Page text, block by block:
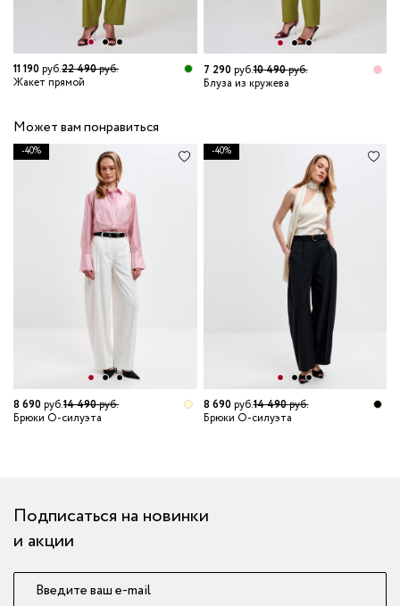
11 190руб.22 490руб.
Жакет прямой
7 290руб.10 490руб.
Блуза из кружева
Может вам понравиться
-40%
8 690руб.14 490руб.
Брюки О-силуэта
-40%
8 690руб.14 490руб.
Брюки О-силуэта
Подписаться на новинки
и акции
Введите ваш e-mail